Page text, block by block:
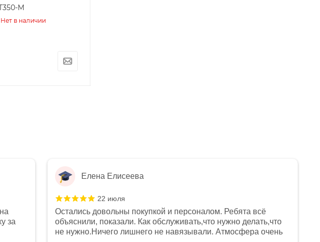
M
Нет в наличии
за
Елена Елисеева
22 июля
Остались довольны покупкой и персоналом. Ребята всё
объяснили, показали. Как обслуживать,что нужно делать,что
не нужно.Ничего лишнего не навязывали. Атмосфера очень